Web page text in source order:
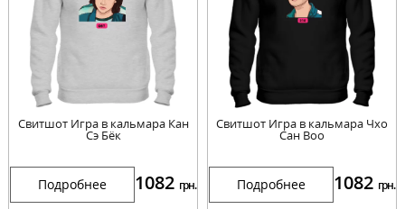
Свитшот Игра в кальмара Кан
Сэ Бёк
Подробнее 1082 грн.
Свитшот Игра в кальмара Чхо
Сан Воо
Подробнее 1082 грн.